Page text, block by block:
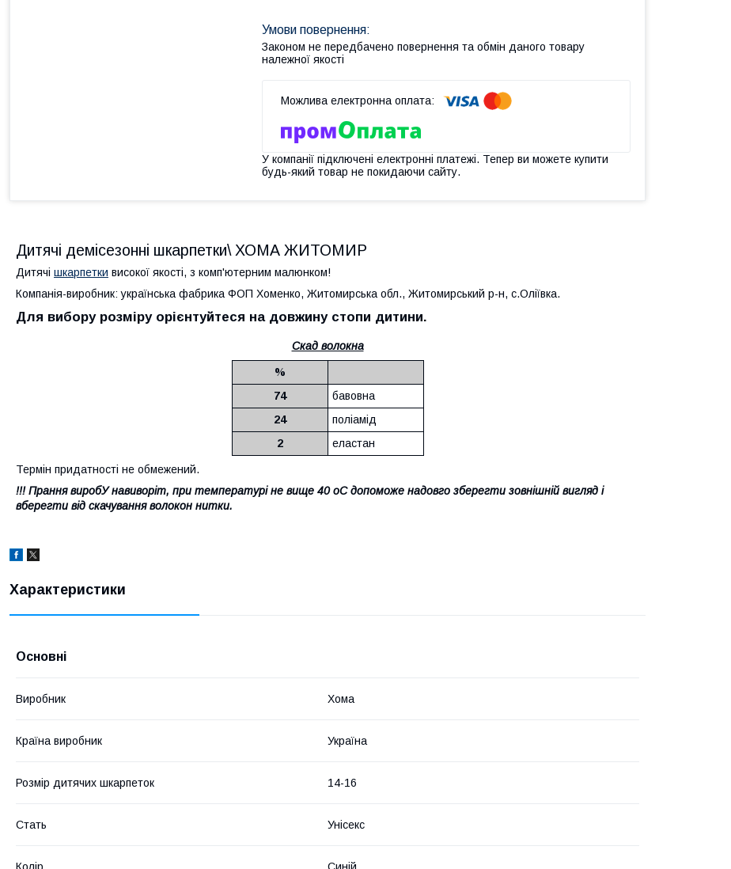
Законом не передбачено повернення та обмін даного товару
належної якості
У компанії підключені електронні платежі. Тепер ви можете купити
будь-який товар не покидаючи сайту.
Дитячі демісезонні шкарпетки\ ХОМА ЖИТОМИР
Дитячі шкарпетки високої якості, з комп'ютерним малюнком!
Компанія-виробник: українська фабрика ФОП Хоменко, Житомирська обл., Житомирський р-н, с.Оліївка.
Для вибору розміру орієнтуйтеся на довжину стопи дитини.
Скад волокна
%
74
бавовна
24
поліамід
2
еластан
Термін придатності не обмежений.
!!! Прання виробУ навиворіт, при температурі не вище 40 оС допоможе надовго зберегти зовнішній вигляд і
вберегти від скачування волокон нитки.
Характеристики
Основні
Виробник Хома
Країна виробник Україна
Розмір дитячих шкарпеток 14-16
Стать Унісекс